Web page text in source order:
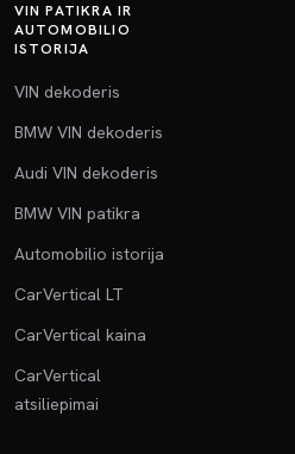
VIN PATIKRA IR
AUTOMOBILIO
ISTORIJA
VIN dekoderis
BMW VIN dekoderis
Audi VIN dekoderis
BMW VIN patikra
Automobilio istorija
CarVertical LT
CarVertical kaina
CarVertical
atsiliepimai